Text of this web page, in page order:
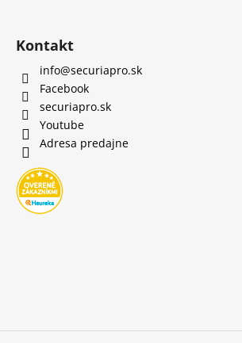
Kontakt
info@securiapro.sk
Facebook
securiapro.sk
Youtube
Adresa predajne